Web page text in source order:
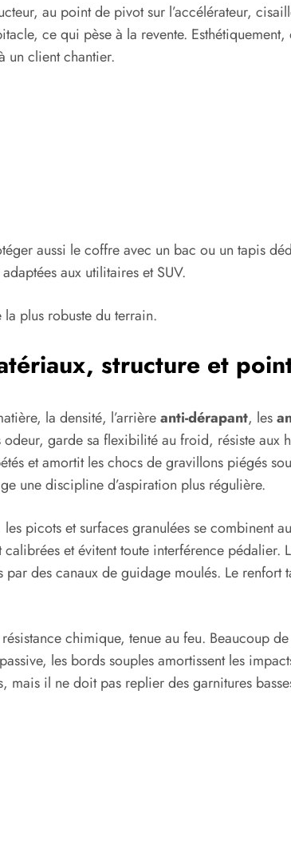
au point de pivot sur l’accélérateur,
ce qui pèse à la revente.
un client chantier.
aussi le coffre avec un bac ou un tapis
adaptées aux utilitaires et SUV.
plus robuste du terrain.
structure et
la densité, l’arrièreanti-dérapant, les
garde sa flexibilité au froid, résiste aux
et amortit les chocs de gravillons piégés
une discipline d’aspiration plus régulière.
picots et surfaces granulées se combinent
et évitent toute interférence pédalier.
des canaux de guidage moulés. Le renfort
chimique, tenue au feu. Beaucoup
les bords souples amortissent les
mais il ne doit pas replier des garnitures